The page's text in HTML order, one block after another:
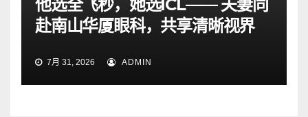
他选全飞秒，她选ICL—— 夫妻同
赴南山华厦眼科，共享清晰视界
7月 31, 2026 ADMIN